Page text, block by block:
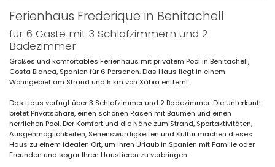
Ferienhaus Frederique in Benitachell
für 6 Gäste mit 3 Schlafzimmern und 2
Badezimmer
Großes und komfortables Ferienhaus mit privatem Pool in Benitachell,
Costa Blanca, Spanien für 6 Personen. Das Haus liegt in einem
Wohngebiet am Strand und 5 km von Xàbia entfernt.
Das Haus verfügt über 3 Schlafzimmer und 2 Badezimmer. Die Unterkunft
bietet Privatsphäre, einen schönen Rasen mit Bäumen und einen
herrlichen Pool. Der Komfort und die Nähe zum Strand, Sportaktivitäten,
Ausgehmöglichkeiten, Sehenswürdigkeiten und Kultur machen dieses
Haus zu einem idealen Ort, um Ihren Urlaub in Spanien mit Familie oder
Freunden und sogar Ihren Haustieren zu verbringen.